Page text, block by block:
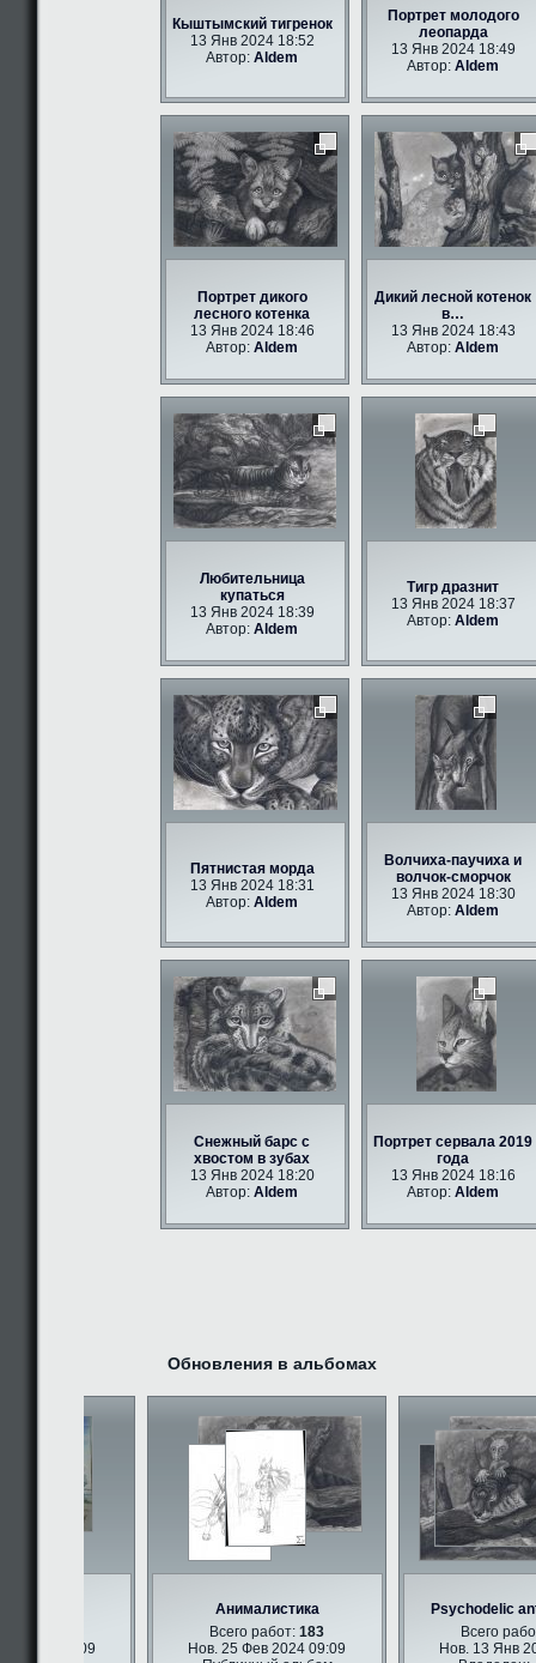
Кыштымский тигренок
13 Янв 2024 18:52
Автор:Aldem
Портрет молодого
леопарда
13 Янв 2024 18:49
Автор:Aldem
Портрет дикого
лесного котенка
13 Янв 2024 18:46
Автор:Aldem
Дикий лесной котенок
в…
13 Янв 2024 18:43
Автор:Aldem
Любительница
купаться
13 Янв 2024 18:39
Автор:Aldem
Тигр дразнит
13 Янв 2024 18:37
Автор:Aldem
Пятнистая морда
13 Янв 2024 18:31
Автор:Aldem
Волчиха-паучиха и
волчок-сморчок
13 Янв 2024 18:30
Автор:Aldem
Снежный барс с
хвостом в зубах
13 Янв 2024 18:20
Автор:Aldem
Портрет сервала 2019
года
13 Янв 2024 18:16
Автор:Aldem
Обновления в альбомах
Анималистика
Всего работ:183
Нов. 25 Фев 2024 09:09
Psychodelic
Всего работ:
Нов. 13 Янв